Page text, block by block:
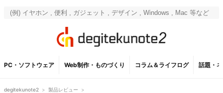
PC・ソフトウェア Web制作・ものづくり コラム＆ライフログ 話題・
degitekunote2 > 製品レビュー
>